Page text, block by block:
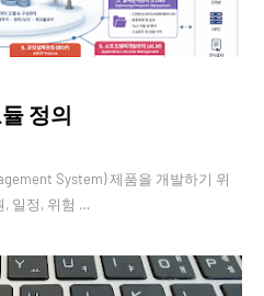
정의
System) 제품을 개발하기 위
, 일정, 위험 …